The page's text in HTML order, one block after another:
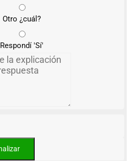
Otro ¿cuál?
Respondí 'Sí'